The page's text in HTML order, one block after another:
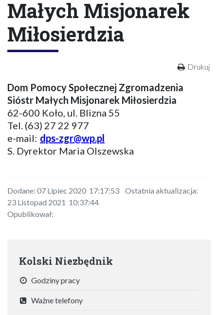
Małych Misjonarek
Miłosierdzia
Drukuj
Dom Pomocy Społecznej Zgromadzenia
Sióstr Małych Misjonarek Miłosierdzia
62-600 Koło, ul. Blizna 55
Tel. (63) 27 22 977
e-mail: dps-zgr@wp.pl
S. Dyrektor Maria Olszewska
Dodane: 07 Lipiec 2020 17:17:53 Ostatnia aktualizacja:
23 Listopad 2021 10:37:44
Opublikował:
Kolski Niezbędnik
Godziny pracy
Ważne telefony